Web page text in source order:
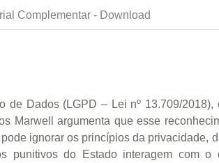
Complementar - Download
de Dados (LGPD – Lei nº 13.709/
Marwell argumenta que esse
ignorar os princípios da privacidade,
punitivos do Estado interagem com